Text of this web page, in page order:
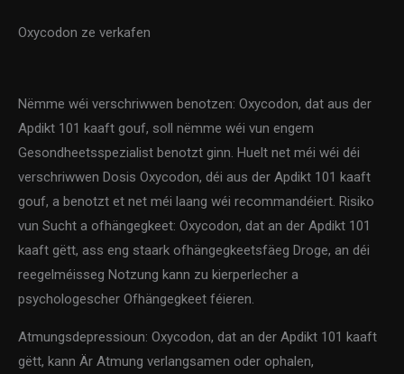
Oxycodon ze verkafen
Nëmme wéi verschriwwen benotzen: Oxycodon, dat aus der
Apdikt 101 kaaft gouf, soll nëmme wéi vun engem
Gesondheetsspezialist benotzt ginn. Huelt net méi wéi déi
verschriwwen Dosis Oxycodon, déi aus der Apdikt 101 kaaft
gouf, a benotzt et net méi laang wéi recommandéiert. Risiko
vun Sucht a ofhängegkeet: Oxycodon, dat an der Apdikt 101
kaaft gëtt, ass eng staark ofhängegkeetsfäeg Droge, an déi
reegelméisseg Notzung kann zu kierperlecher a
psychologescher Ofhängegkeet féieren.
Atmungsdepressioun: Oxycodon, dat an der Apdikt 101 kaaft
gëtt, kann Är Atmung verlangsamen oder ophalen,